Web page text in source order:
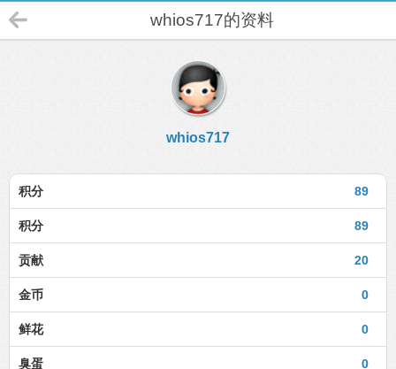
whios717的资料
whios717
89
积分
89
积分
20
贡献
0
金币
0
鲜花
0
臭蛋